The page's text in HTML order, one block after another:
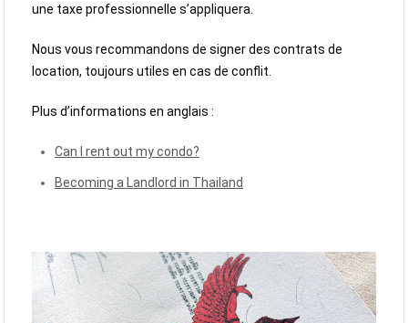
une taxe professionnelle s’appliquera.
Nous vous recommandons de signer des contrats de
location, toujours utiles en cas de conflit.
Plus d’informations en anglais :
Can I rent out my condo?
Becoming a Landlord in Thailand